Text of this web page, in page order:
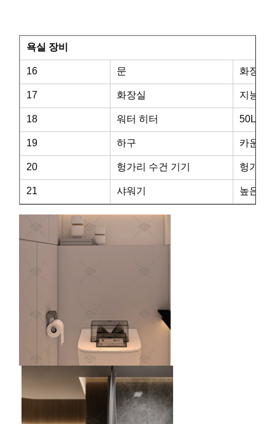
욕실 장비
16 문 화장실
17 화장실 지능형
18 워터 히터 50L의
19 하구 카운터
20 헝가리 수건 기기 헝가리
21 샤워기 높은 발